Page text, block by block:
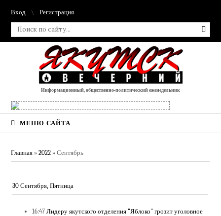
Вход Регистрация
Информационный, общественно-политический еженедельник
МЕНЮ САЙТА
Главная »2022 » Сентябрь
30 Сентября, Пятница
16:47 Лидеру якутского отделения "Яблоко" грозит уголовное